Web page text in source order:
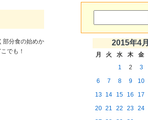
部分食の始めか
でも！
2015年4月
月 火 水 木 金
1
2 3
6
7 8 9 10
13
14 15 16 17
20 21 22 23 24